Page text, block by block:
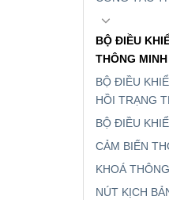
BỘ ĐIỀU
THÔNG MINH
BỘ ĐIỀU
HỒI TRẠNG
BỘ ĐIỀU
CẢM BIẾN
KHOÁ
NÚT KỊCH